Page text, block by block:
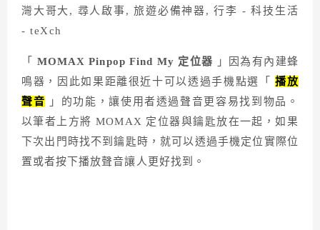
「 MOMAX Pinpop Find My 定位器 」因為有內建蜂
鳴器，因此如果距離很近十可以透過手機點選「播放
聲音 」的功能，讓使用者透過聲音更容易找到物品。
以筆者上方將 MOMAX 定位器與鑰匙放在一起，如果
下次出門時找不到鑰匙時，就可以透過手機定位實際位
置或者按下播放聲音讓人更好找到。